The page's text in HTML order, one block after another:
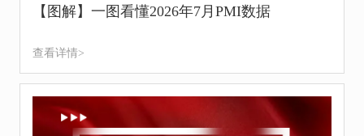
【图解】一图看懂2026年7月PMI数据
查看详情>